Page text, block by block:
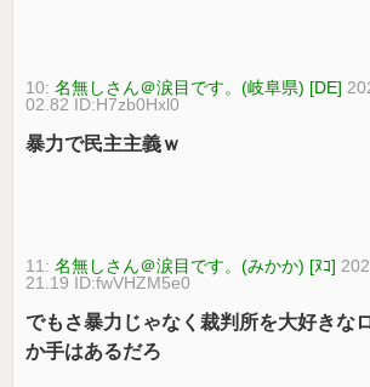
10:名無しさん＠涙目です。(岐阜県) [DE]
02.82 ID:H7zb0Hxl0
暴力で民主主義ｗ
11:名無しさん＠涙目です。(みかか) [ﾇｺ]
21.19 ID:fwVHZM5e0
でもさ暴力じゃなく裁判所を大好きな
か手はあるだろ